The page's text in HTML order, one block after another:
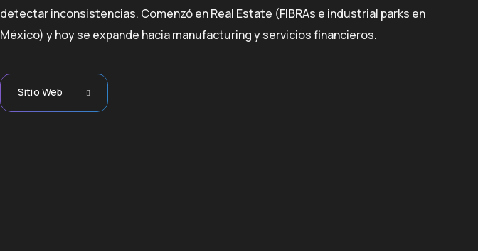
detectar inconsistencias. Comenzó en Real Estate (FIBRAs e industrial parks en
México) y hoy se expande hacia manufacturing y servicios financieros.
Sitio Web